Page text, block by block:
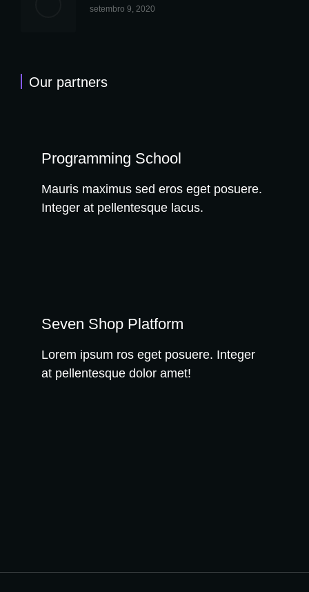
setembro 9, 2020
Our partners
Programming School
Mauris maximus sed eros eget posuere.
Integer at pellentesque lacus.
Seven Shop Platform
Lorem ipsum ros eget posuere. Integer
at pellentesque dolor amet!